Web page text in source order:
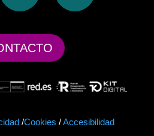
/Cookies /Accesibilidad